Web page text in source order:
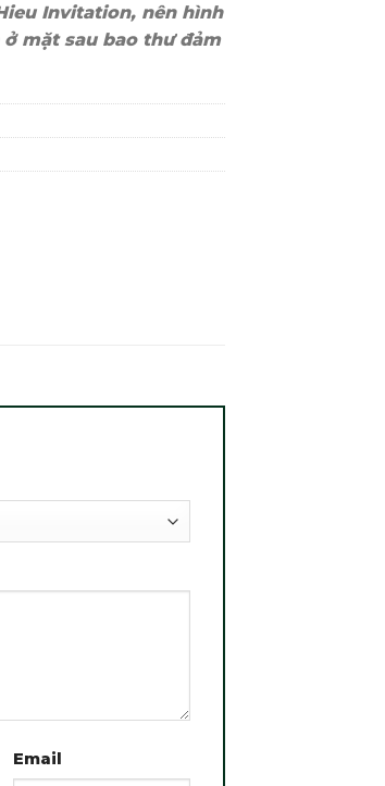
Invitation, nên hình
mặt sau bao thư đảm
Email